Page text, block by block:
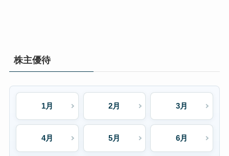
株主優待
1月 2月 3月
4月 5月 6月